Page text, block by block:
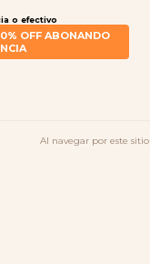
Al navegar por este sitio